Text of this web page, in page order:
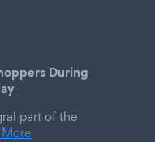
During
part of the